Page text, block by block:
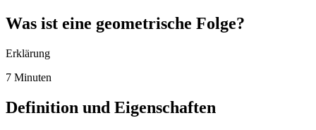
Was ist eine geometrische Folge?
Erklärung
7 Minuten
Definition und Eigenschaften